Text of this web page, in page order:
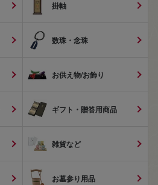
掛軸
数珠・念珠
お供え物/お飾り
ギフト・贈答用商品
雑貨など
お墓参り用品